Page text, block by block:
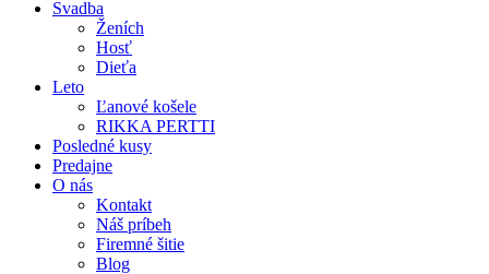
Svadba
Ženích
Hosť
Dieťa
Leto
Ľanové košele
RIKKA PERTTI
Posledné kusy
Predajne
O nás
Kontakt
Náš príbeh
Firemné šitie
Blog